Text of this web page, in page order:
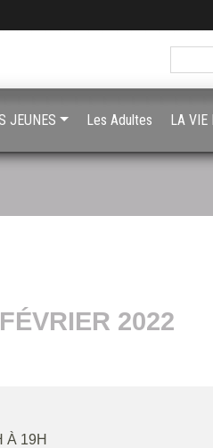
2022
À 19H
JEUNES Les Adultes LA VIE